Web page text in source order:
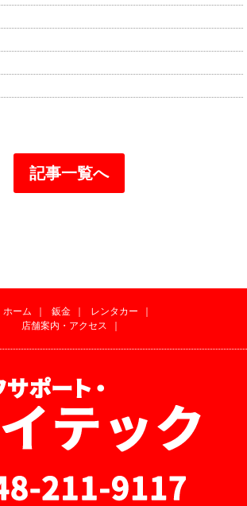
記事一覧へ
ホーム ｜ 鈑金 ｜ レンタカー
｜
店舗案内・アクセス
｜